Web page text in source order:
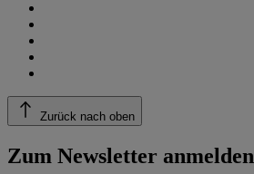
Zurück nach oben
Zum Newsletter anmelden